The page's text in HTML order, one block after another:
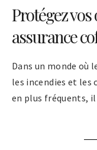
Protégez
assurance
Dans un monde où
les incendies et
en plus fréquents,